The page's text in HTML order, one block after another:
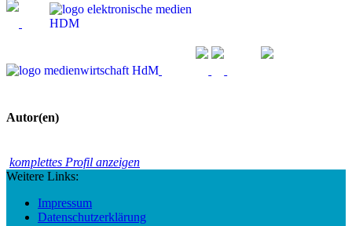
Autor(en)
komplettes Profil anzeigen
Weitere Links:
Impressum
Datenschutzerklärung